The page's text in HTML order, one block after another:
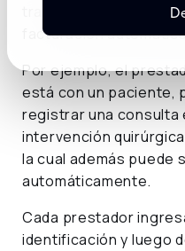
través de un IVR es
facturación
Por ejemplo, el
está con un paciente,
registrar una consulta
intervención
la cual además puede
automáticamente.
Cada prestador
identificación y luego